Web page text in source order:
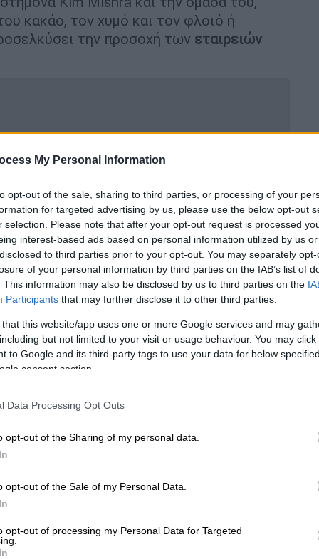
My Personal Information
opt-out of the sale, sharing to third parties, or processing of your
for targeted advertising by us, please use the below opt-out
selection. Please note that after your opt-out request is processed
interest-based ads based on personal information utilized by us
to third parties prior to your opt-out. You may separately
of your personal information by third parties on the IAB’s list of
This information may also be disclosed by us to third parties on the
Participants that may further disclose it to other third parties.
that this website/app uses one or more Google services and may
but not limited to your visit or usage behaviour. You may
to Google and its third-party tags to use your data for below
consent section.
Data Processing Opt Outs
opt-out of the Sharing of my personal data.
opt-out of the Sale of my Personal Data.
opt-out of processing my Personal Data for Targeted
κακάο, τον χυμό και τον φλοιό ή
την προσοχή των εταιρειών
για θανάτους και
ανακλήσεις
πουχρησιμοποιεί μόνο τους
καρπός του κακάο - σε μέγεθος
- αφήνεται να σαπίσει στα χωράφια.
στον πολύ γλυκό χυμό της, ο οποίος
φρουτώδη, λίγο σαν ανανά».
αποστάζεται για να σχηματιστεί
με τον πολτό και στη συνέχεια,
ένα πολύ γλυκό τζελ κακάο.
κακάογια τηνπαρασκευή σοκολάτας
ζάχαρη
την τελευταία σε μια
σοκολάτας.